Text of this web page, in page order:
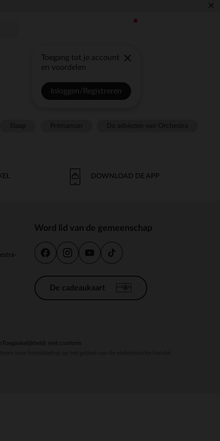
aan te passen en te beheren, en zorgt ervoor dat aan
×
Toegang tot je account
en voordelen
Inloggen/Registreren
DOWNLOAD DE APP
Word lid van de gemeenschap
De cadeaukaart
Toegankelijkheid: niet conform